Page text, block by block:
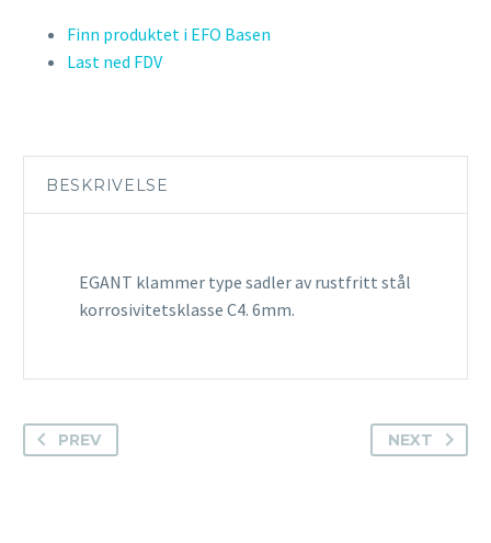
Finn produktet i EFO Basen
Last ned FDV
BESKRIVELSE
EGANT klammer type sadler av rustfritt stål
korrosivitetsklasse C4. 6mm.
PREV NEXT